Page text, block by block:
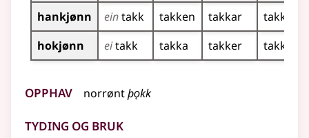
hankjønn
eintakk takken takkar
takkane
hokjønn
eitakk takka takker takkene
Opphav norrøntþǫkk
Tyding og bruk